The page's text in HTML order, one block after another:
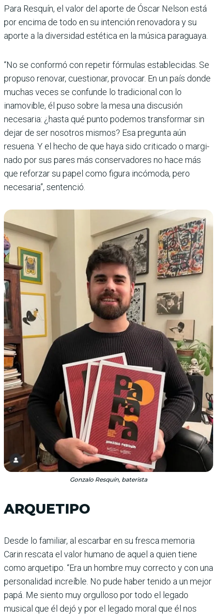
Para Resquín, el valor del aporte de Óscar Nelson está
por encima de todo en su intención renovadora y su
aporte a la diversidad esté­tica en la música paraguaya.
“No se conformó con repe­tir fórmulas establecidas. Se
propuso renovar, cuestionar, provocar. En un país donde
muchas veces se confunde lo tradicional con lo
inamovi­ble, él puso sobre la mesa una discusión
necesaria: ¿hasta qué punto podemos transfor­mar sin
dejar de ser nosotros mismos? Esa pregunta aún
resuena. Y el hecho de que haya sido criticado o margi­
nado por sus pares más con­servadores no hace más
que reforzar su papel como figura incómoda, pero
necesaria”, sentenció.
Gonzalo Resquín, baterista
ARQUETIPO
Desde lo familiar, al escarbar en su fresca memoria
Carin rescata el valor humano de aquel a quien tiene
como arquetipo. “Era un hombre muy correcto y con una
per­sonalidad increíble. No pude haber tenido a un mejor
papá. Me siento muy orgulloso por todo el legado
musical que él dejó y por el legado moral que él nos